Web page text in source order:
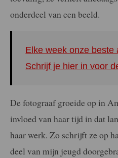
onderdeel van een beeld.
Elke week onze beste
Schrijf je hier in voor
De fotograaf groeide op in
invloed van haar tijd in dat
haar werk. Zo schrijft ze op
deel van mijn jeugd